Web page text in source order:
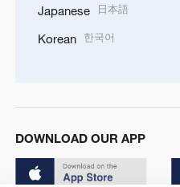
Japanese 日本語
Korean 한국어
DOWNLOAD OUR APP